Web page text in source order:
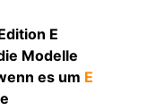
E
Modelle
es um E